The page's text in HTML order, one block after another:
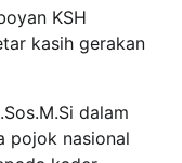
KSH
kasih gerakan
dalam
pojok nasional